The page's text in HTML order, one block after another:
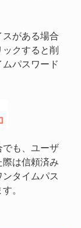
がある場合
クすると削
パスワード
も、ユーザ
は信頼済み
タイムパス
。